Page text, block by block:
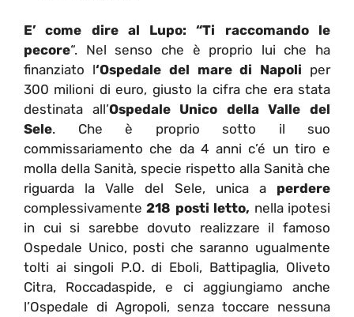
E’ come dire al Lupo: “Ti raccomando le
pecore“. Nel senso che è proprio lui che ha
finanziato l‘Ospedale del mare di Napoli per
300 milioni di euro, giusto la cifra che era stata
destinata all’Ospedale Unico della Valle del
Sele. Che è proprio sotto il suo
commissariamento che da 4 anni c’é un tiro e
molla della Sanità, specie rispetto alla Sanità che
riguarda la Valle del Sele, unica a perdere
complessivamente218 posti letto, nella ipotesi
in cui si sarebbe dovuto realizzare il famoso
Ospedale Unico, posti che saranno ugualmente
tolti ai singoli P.O. di Eboli, Battipaglia, Oliveto
Citra, Roccadaspide, e ci aggiungiamo anche
l’Ospedale di Agropoli, senza toccare nessuna